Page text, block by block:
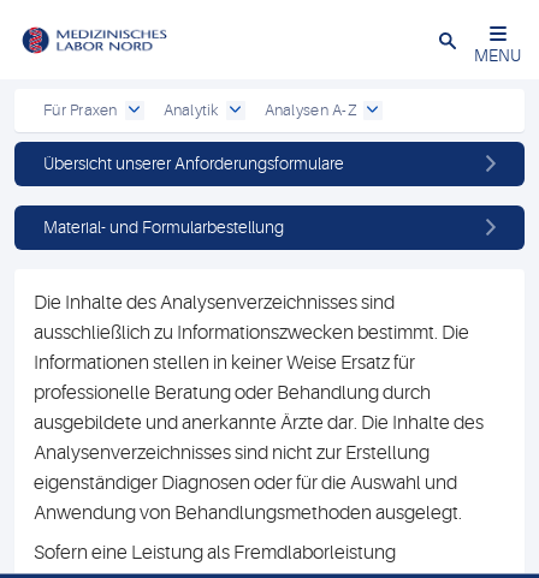
Schließen
MENU
Für Praxen Analytik Analysen A-Z
Übersicht unserer Anforderungsformulare
Material- und Formularbestellung
Die Inhalte des Analysenverzeichnisses sind
ausschließlich zu Informationszwecken bestimmt. Die
Informationen stellen in keiner Weise Ersatz für
professionelle Beratung oder Behandlung durch
ausgebildete und anerkannte Ärzte dar. Die Inhalte des
Analysenverzeichnisses sind nicht zur Erstellung
eigenständiger Diagnosen oder für die Auswahl und
Anwendung von Behandlungsmethoden ausgelegt.
Sofern eine Leistung als Fremdlaborleistung